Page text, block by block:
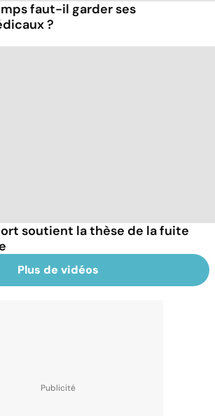
faut-il garder ses
?
soutient la thèse de la fuite
Plus de vidéos